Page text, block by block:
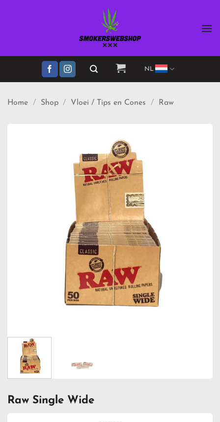
NL
Home / Shop / Vloei / Tips en Cones / Raw
Raw Single Wide